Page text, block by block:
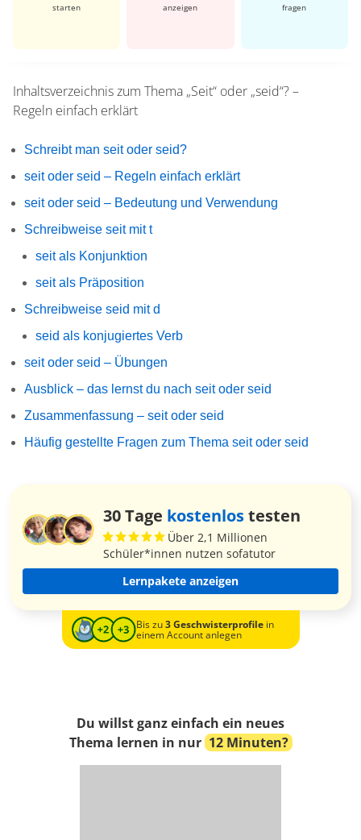
starten anzeigen fragen
Inhaltsverzeichnis zum Thema „Seit“ oder „seid“? –
Regeln einfach erklärt
Schreibt man seit oder seid?
seit oder seid – Regeln einfach erklärt
seit oder seid – Bedeutung und Verwendung
Schreibweise seit mit t
seit als Konjunktion
seit als Präposition
Schreibweise seid mit d
seid als konjugiertes Verb
seit oder seid – Übungen
Ausblick – das lernst du nach seit oder seid
Zusammenfassung – seit oder seid
Häufig gestellte Fragen zum Thema seit oder seid
30 Tage kostenlostesten
Über 2,1 Millionen
Schüler*innen nutzen sofatutor
Lernpakete anzeigen
Bis zu3 Geschwisterprofilein
einem Account anlegen
Du willst ganz einfach ein neues
Thema lernen in nur 12 Minuten?